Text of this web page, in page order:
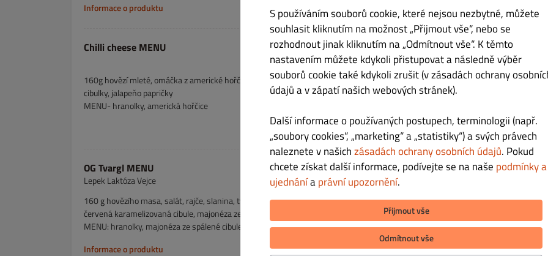
Informace o produktu
Chilli cheese MENU Kč 339.00
160g hovězí mleté, omáčka z americké hořčice, nakládané červené zelí s čili, sýr chedar, slanina, karamelizované
cibulky, jalapeňo papričky
MENU- hranolky, americká hořčice
OG Tvargl MENU
Lepek Laktóza Vejce
Kč 339.00
160 g hovězího masa, salát, rajče, slanina, tvarůžky,
červená karamelizovaná cibule, majonéza ze spálené cibule
MENU: hranolky, majonéza ze spálené cibule
Informace o produktu
S používáním souborů cookie, které nejsou nezbytné, můžete
souhlasit kliknutím na možnost „Přijmout vše“, nebo se
rozhodnout jinak kliknutím na „Odmítnout vše“. K těmto
nastavením můžete kdykoli přistupovat a následně výběr
souborů cookie také kdykoli zrušit (v zásadách ochrany
údajů a v zápatí našich webových stránek).
Další informace o používaných postupech, terminologii (např.
„soubory cookies“, „marketing“ a „statistiky“) a svých právech
naleznete v našichzásadách ochrany osobních údajů. Pokud
chcete získat další informace, podívejte se na naše podmínky a
ujednáníaprávní upozornění.
Přijmout vše
Odmítnout vše